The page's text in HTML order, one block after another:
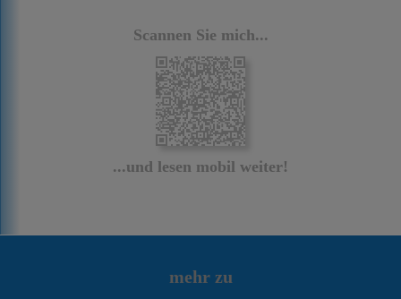
Scannen Sie mich...
...und lesen mobil weiter!
mehr zu